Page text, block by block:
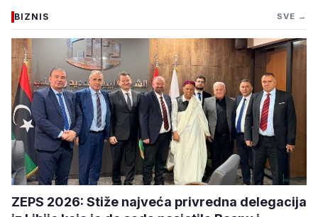
BIZNIS SVE →
ZEPS 2026: Stiže najveća privredna delegacija